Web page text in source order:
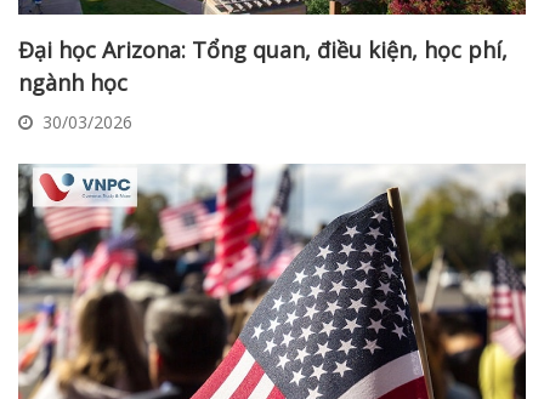
Đại học Arizona: Tổng quan, điều kiện, học phí,
ngành học
30/03/2026